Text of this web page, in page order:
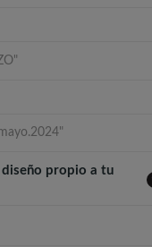
diseño propio a tu